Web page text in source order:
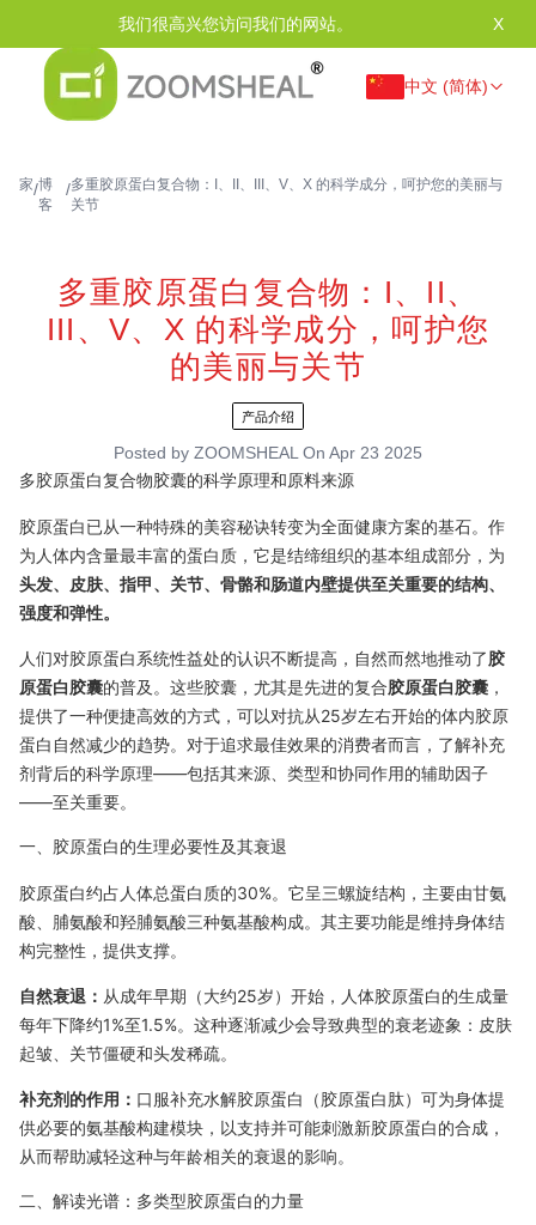
我们很高兴您访问我们的网站。 X
中文 (简体)
家/博
客
/多重胶原蛋白复合物：I、II、III、V、X 的科学成分，呵护您的美丽与
关节
多重胶原蛋白复合物：I、II、
III、V、X 的科学成分，呵护您
的美丽与关节
产品介绍
Posted by ZOOMSHEAL On Apr 23 2025
多胶原蛋白复合物胶囊的科学原理和原料来源
胶原蛋白已从一种特殊的美容秘诀转变为全面健康方案的基石。作
为人体内含量最丰富的蛋白质，它是结缔组织的基本组成部分，为
头发、皮肤、指甲、关节、骨骼和肠道内壁提供至关重要的结构、
强度和弹性。
人们对胶原蛋白系统性益处的认识不断提高，自然而然地推动了胶
原蛋白胶囊的普及。这些胶囊，尤其是先进的复合胶原蛋白胶囊 ，
提供了一种便捷高效的方式，可以对抗从25岁左右开始的体内胶原
蛋白自然减少的趋势。对于追求最佳效果的消费者而言，了解补充
剂背后的科学原理——包括其来源、类型和协同作用的辅助因子
——至关重要。
一、胶原蛋白的生理必要性及其衰退
胶原蛋白约占人体总蛋白质的30%。它呈三螺旋结构，主要由甘氨
酸、脯氨酸和羟脯氨酸三种氨基酸构成。其主要功能是维持身体结
构完整性，提供支撑。
自然衰退： 从成年早期（大约25岁）开始，人体胶原蛋白的生成量
每年下降约1%至1.5%。这种逐渐减少会导致典型的衰老迹象：皮肤
起皱、关节僵硬和头发稀疏。
补充剂的作用： 口服补充水解胶原蛋白（胶原蛋白肽）可为身体提
供必要的氨基酸构建模块，以支持并可能刺激新胶原蛋白的合成，
从而帮助减轻这种与年龄相关的衰退的影响。
二、解读光谱：多类型胶原蛋白的力量